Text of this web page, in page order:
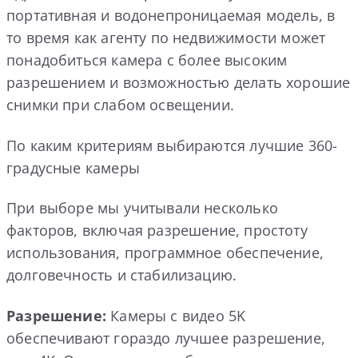
портативная и водонепроницаемая модель, в
то время как агенту по недвижимости может
понадобиться камера с более высоким
разрешением и возможностью делать хорошие
снимки при слабом освещении.
По каким критериям выбираются лучшие 360-
градусные камеры
При выборе мы учитывали несколько
факторов, включая разрешение, простоту
использования, программное обеспечение,
долговечность и стабилизацию.
Разрешение: Камеры с видео 5K
обеспечивают гораздо лучшее разрешение,